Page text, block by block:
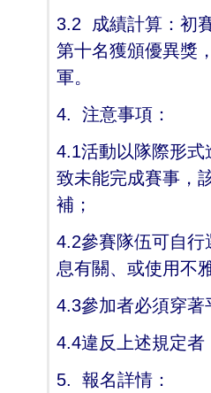
3.2 成績計算：初
第十名獲頒優異獎
軍。
4. 注意事項：
4.1活動以隊際形
致未能完成賽事，
補；
4.2參賽隊伍可自
息有關、或使用不
4.3參加者必須穿
4.4違反上述規定
5. 報名詳情：